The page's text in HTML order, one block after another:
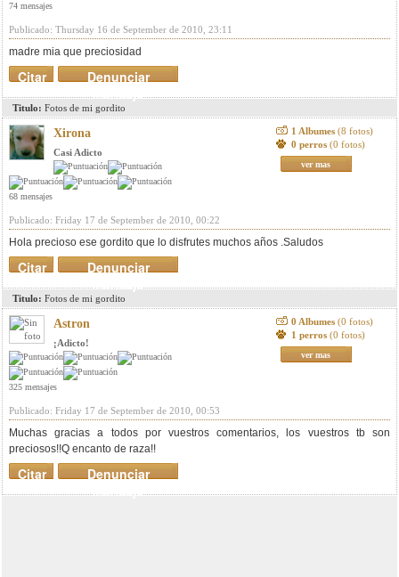
74 mensajes
Publicado: Thursday 16 de September de 2010, 23:11
madre mia que preciosidad
Denunciar
mensaje
Citar
Titulo: Fotos de mi gordito
Xirona
Casi Adicto
68 mensajes
1 Albumes (8 fotos)
0 perros (0 fotos)
ver mas
Publicado: Friday 17 de September de 2010, 00:22
Hola precioso ese gordito que lo disfrutes muchos años .Saludos
Denunciar
mensaje
Citar
Titulo: Fotos de mi gordito
Astron
¡Adicto!
325 mensajes
0 Albumes (0 fotos)
1 perros (0 fotos)
ver mas
Publicado: Friday 17 de September de 2010, 00:53
Muchas gracias a todos por vuestros comentarios, los vuestros tb son
preciosos!!Q encanto de raza!!
Denunciar
mensaje
Citar